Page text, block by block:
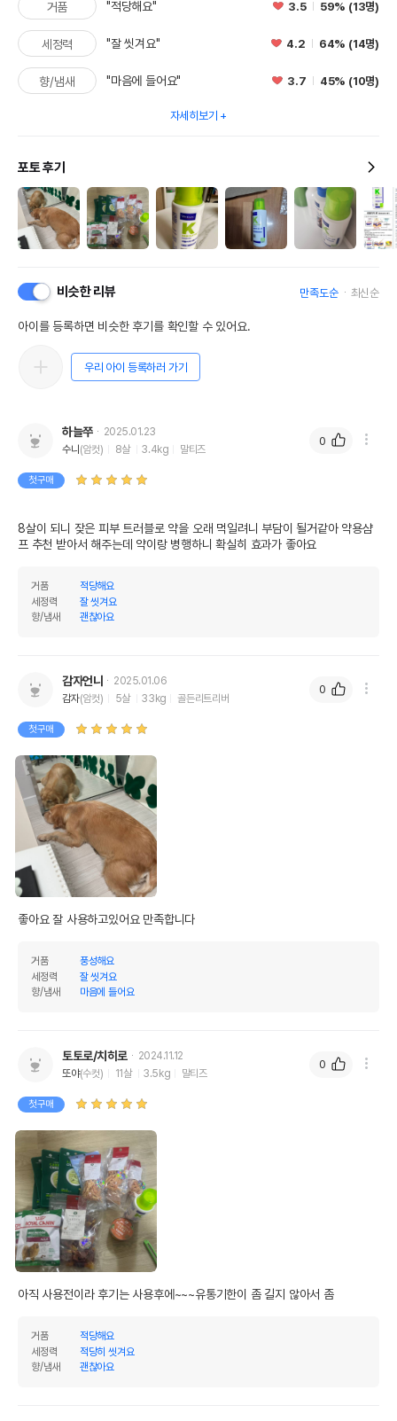
거품 "적당해요" 3.5 59% (13명)
세정력 "잘 씻겨요" 4.2 64% (14명)
향/냄새 "마음에 들어요" 3.7 45% (10명)
자세히보기
포토 후기
비슷한 리뷰 만족도순 최신순
아이를 등록하면 비슷한 후기를 확인할 수 있어요.
우리 아이 등록하러 가기
하늘쭈
2025.01.23
수니 (암컷) 8살 3.4kg 말티즈
첫구매
8살이 되니 잦은 피부 트러블로 약을 오래 먹일려니 부담이 될거같아 약용샴
프 추천 받아서 해주는데 약이랑 병행하니 확실히 효과가 좋아요
거품
적당해요
세정력
잘 씻겨요
향/냄새
괜찮아요
0
감자언니
2025.01.06
감자(암컷) 5살 33kg 골든리트리버
첫구매
좋아요 잘 사용하고있어요 만족합니다
거품
풍성해요
세정력
잘 씻겨요
향/냄새
마음에 들어요
0
토토로/치히로
2024.11.12
또야(수컷) 11살 3.5kg 말티즈
첫구매
아직 사용전이라 후기는 사용후에~~~유통기한이 좀 길지 않아서 좀
거품
적당해요
세정력
적당히 씻겨요
향/냄새
괜찮아요
0